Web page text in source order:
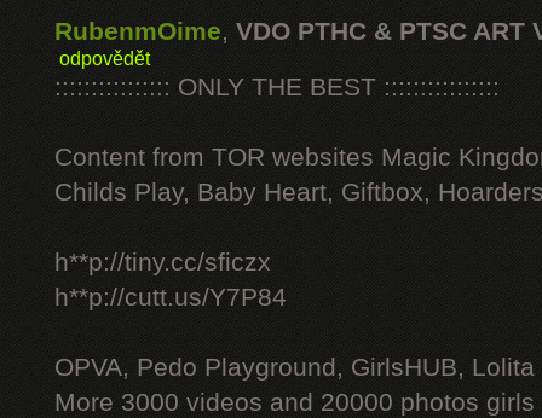
RubenmOime, VDO PTHC & PTSC ART
odpovědět
:::::::::::::::: ONLY THE BEST ::::::::::::::::
Content from TOR websites Magic
Childs Play, Baby Heart, Giftbox,
h**p://tiny.cc/sficzx
h**p://cutt.us/Y7P84
OPVA, Pedo Playground, GirlsHUB, Lolita
More 3000 videos and 20000 photos